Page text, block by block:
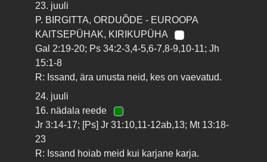
23. juuli
P. BIRGITTA, ORDUÕDE - EUROOPA
KAITSEPÜHAK, KIRIKUPÜHA
Gal 2:19-20; Ps 34:2-3,4-5,6-7,8-9,10-11; Jh
15:1-8
R: Issand, ära unusta neid, kes on vaevatud.
24. juuli
16. nädala reede
Jr 3:14-17; [Ps] Jr 31:10,11-12ab,13; Mt 13:18-
23
R: Issand hoiab meid kui karjane karja.